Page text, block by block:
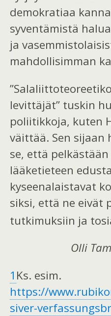
demokratiaa
syventämistä
ja
mahdollisimman
levittäjät” tuskin
poliitikkoja, kuten
väittää. Sen
se, että
lääketieteen
kyseenalaistavat
siksi, että ne eivät
tutkimuksiin ja
Olli
1 Ks. esim.
https://
siver-